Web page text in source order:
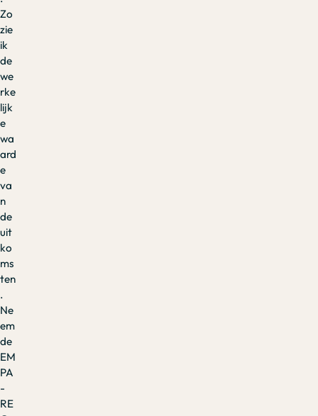
Zo
zie
ik
de
we
rke
lijk
e
wa
ard
e
va
n
de
uit
ko
ms
ten
.
Ne
em
de
EM
PA
-
RE